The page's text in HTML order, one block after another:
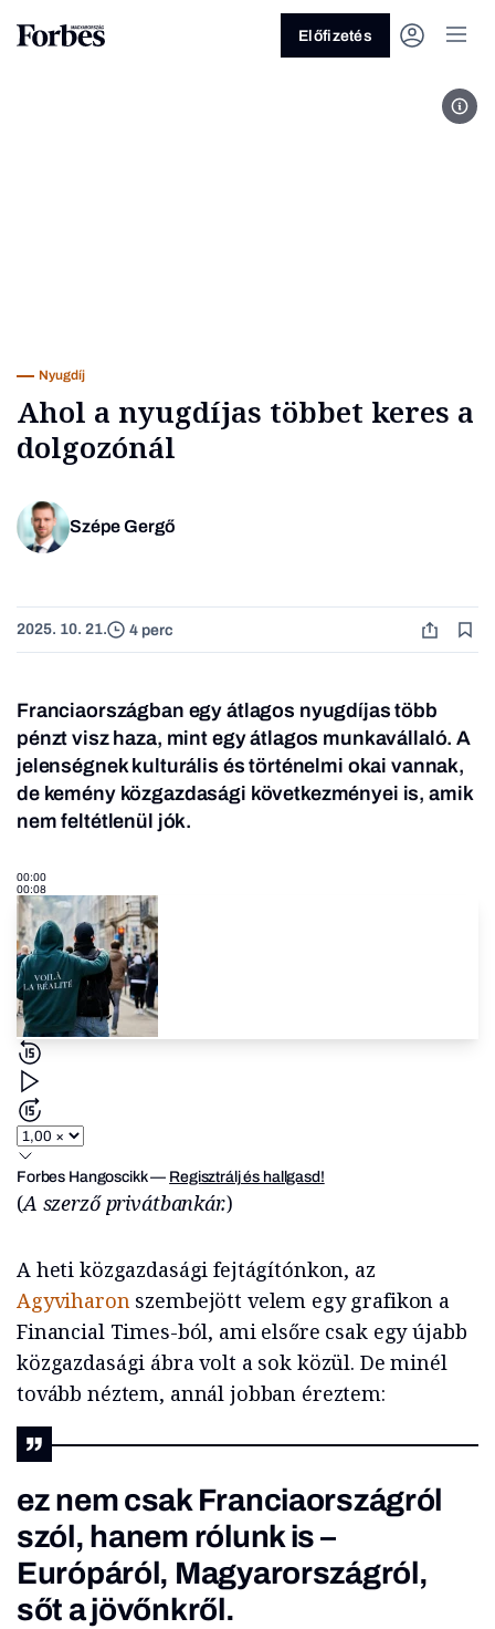
Előfizetés
Nyugdíj
Ahol a nyugdíjas többet keres a
dolgozónál
Szépe Gergő
2025. 10. 21. 4 perc
Franciaországban egy átlagos nyugdíjas több
pénzt visz haza, mint egy átlagos munkavállaló. A
jelenségnek kulturális és történelmi okai vannak,
de kemény közgazdasági következményei is, amik
nem feltétlenül jók.
00:00
00:08
Forbes Hangoscikk— Regisztrálj és hallgasd!
(A szerző privátbankár.)
A heti közgazdasági fejtágítónkon, az
Agyviharonszembejött velem egy grafikon a
Financial Times-ból, ami elsőre csak egy újabb
közgazdasági ábra volt a sok közül. De minél
tovább néztem, annál jobban éreztem:
ez nem csak Franciaországról
szól, hanem rólunk is –
Európáról, Magyarországról,
sőt a jövőnkről.